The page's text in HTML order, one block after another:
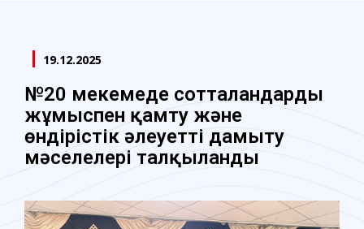
19.12.2025
№20 мекемеде сотталғандарды
жұмыспен қамту және
өндірістік әлеуетті дамыту
мәселелері талқыланды